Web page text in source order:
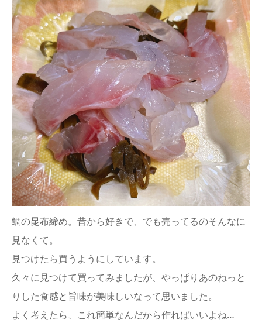
鯛の昆布締め。昔から好きで、でも売ってるのそんなに
見なくて。
見つけたら買うようにしています。
久々に見つけて買ってみましたが、やっぱりあのねっと
りした食感と旨味が美味しいなって思いました。
よく考えたら、これ簡単なんだから作ればいいよね…